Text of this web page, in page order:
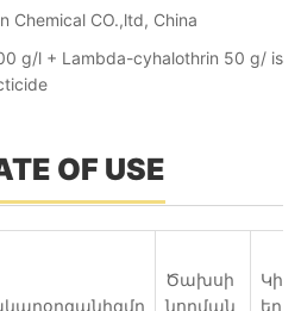
Chemical CO.,ltd, China
g/l + Lambda-cyhalothrin 50 g/ is
OF USE
Ծախսի
նորման,